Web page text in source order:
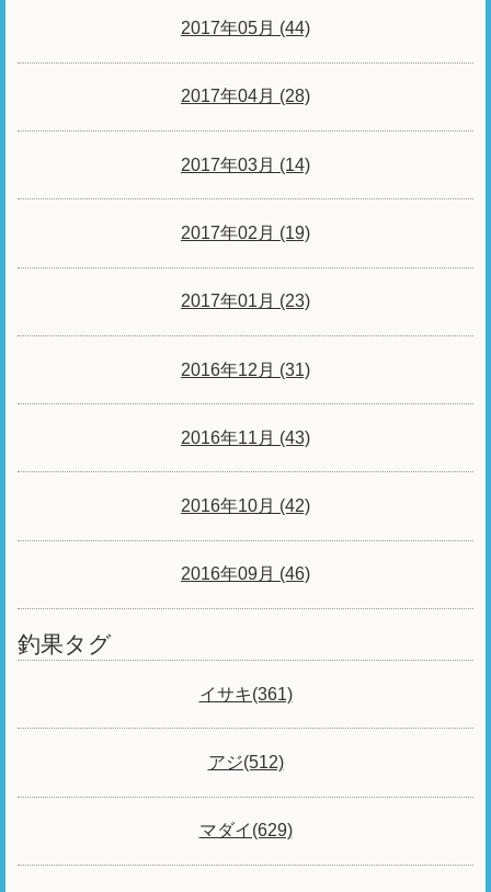
2017年05月 (44)
2017年04月 (28)
2017年03月 (14)
2017年02月 (19)
2017年01月 (23)
2016年12月 (31)
2016年11月 (43)
2016年10月 (42)
2016年09月 (46)
釣果タグ
イサキ(361)
アジ(512)
マダイ(629)